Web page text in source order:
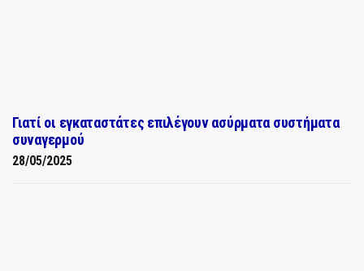
Γιατί οι εγκαταστάτες επιλέγουν ασύρματα συστήματα
συναγερμού
28/05/2025